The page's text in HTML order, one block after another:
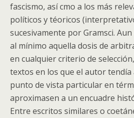
fascismo, así cmo a los más
políticos y téoricos
sucesivamente por Gramsci.
al mínimo aquella dosis de
en cualquier criterio de
textos en los que el autor tendía
punto de vista particular en
aproximasen a un encuadre
Entre escritos similares o